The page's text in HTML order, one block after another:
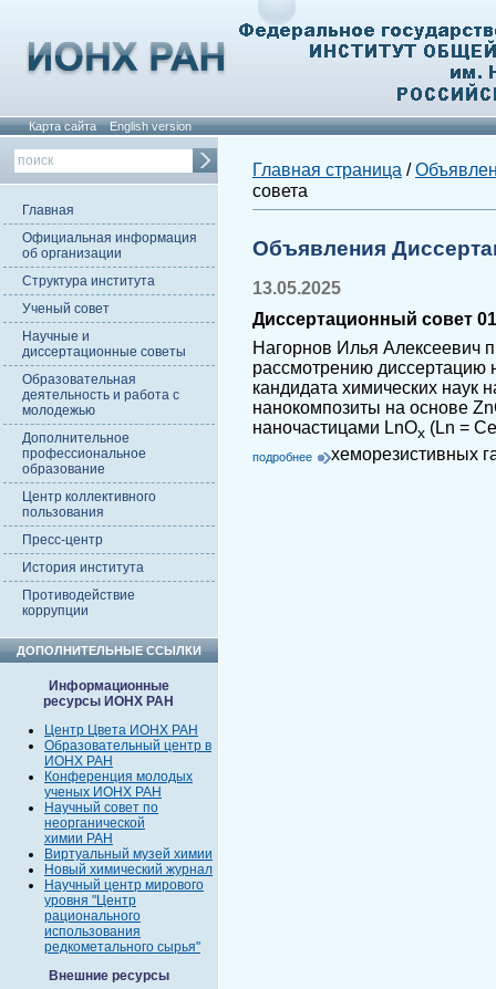
Карта сайта English version
Главная
Официальная информация
об организации
Структура института
Ученый совет
Научные и
диссертационные советы
Образовательная
деятельность и работа с
молодежью
Дополнительное
профессиональное
образование
Центр коллективного
пользования
Пресс-центр
История института
Противодействие
коррупции
ДОПОЛНИТЕЛЬНЫЕ ССЫЛКИ
Информационные
ресурсы ИОНХ РАН
Центр Цвета ИОНХ РАН
Образовательный центр в
ИОНХ РАН
Конференция молодых
ученых ИОНХ РАН
Научный совет по
неорганической
химии РАН
Виртуальный музей химии
Новый химический журнал
Научный центр мирового
уровня "Центр
рационального
использования
редкометального сырья"
Внешние ресурсы
Главная страница /
совета
Объявления
13.05.2025
Диссертационный совет
Нагорнов Илья Алексеевич
рассмотрению диссертацию
кандидата химических наук
нанокомпозиты на основе
наночастицами LnOx (Ln =
хеморезистивных
подробнее